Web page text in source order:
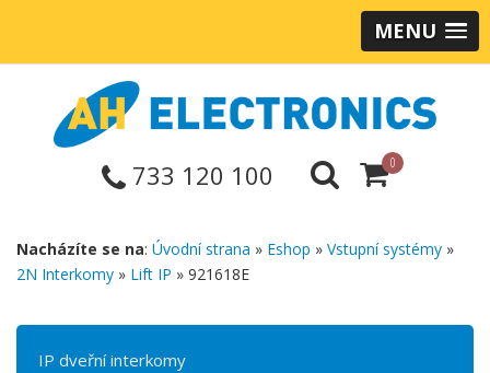
MENU
733 120 100 0
Nacházíte se na: Úvodní strana » Eshop » Vstupní systémy »
2N Interkomy » Lift IP » 921618E
IP dveřní interkomy